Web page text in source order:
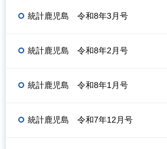
統計鹿児島 令和8年3月号
統計鹿児島 令和8年2月号
統計鹿児島 令和8年1月号
統計鹿児島 令和7年12月号